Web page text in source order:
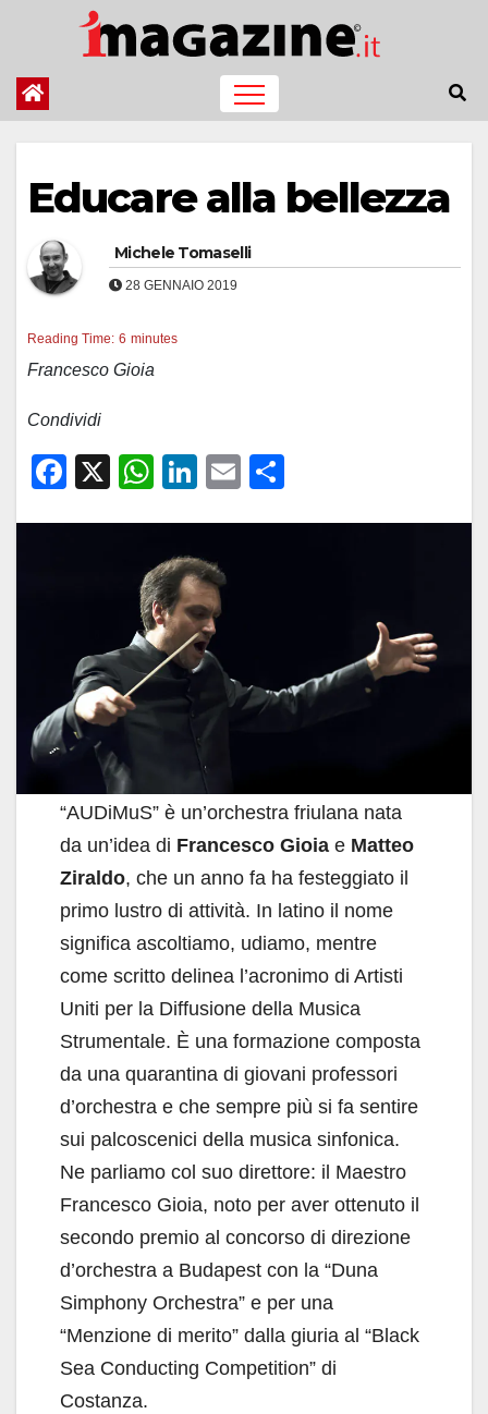
contenuto
Educare alla bellezza
Michele Tomaselli
28 GENNAIO 2019
Reading Time: 6 minutes
Francesco Gioia
Condividi
F
o
k
X
W
s
A
p
p
Li
e
dI
n
E
“AUDiMuS” è un’orchestra friulana nata
da un’idea di Francesco Gioia e Matteo
Ziraldo, che un anno fa ha festeggiato il
primo lustro di attività. In latino il nome
significa ascoltiamo, udiamo, mentre
come scritto delinea l’acronimo di Artisti
Uniti per la Diffusione della Musica
Strumentale. È una formazione composta
da una quarantina di giovani professori
d’orchestra e che sempre più si fa sentire
sui palcoscenici della musica sinfonica.
Ne parliamo col suo direttore: il Maestro
Francesco Gioia, noto per aver ottenuto il
secondo premio al concorso di direzione
d’orchestra a Budapest con la “Duna
Simphony Orchestra” e per una
“Menzione di merito” dalla giuria al “Black
Sea Conducting Competition” di
Costanza.